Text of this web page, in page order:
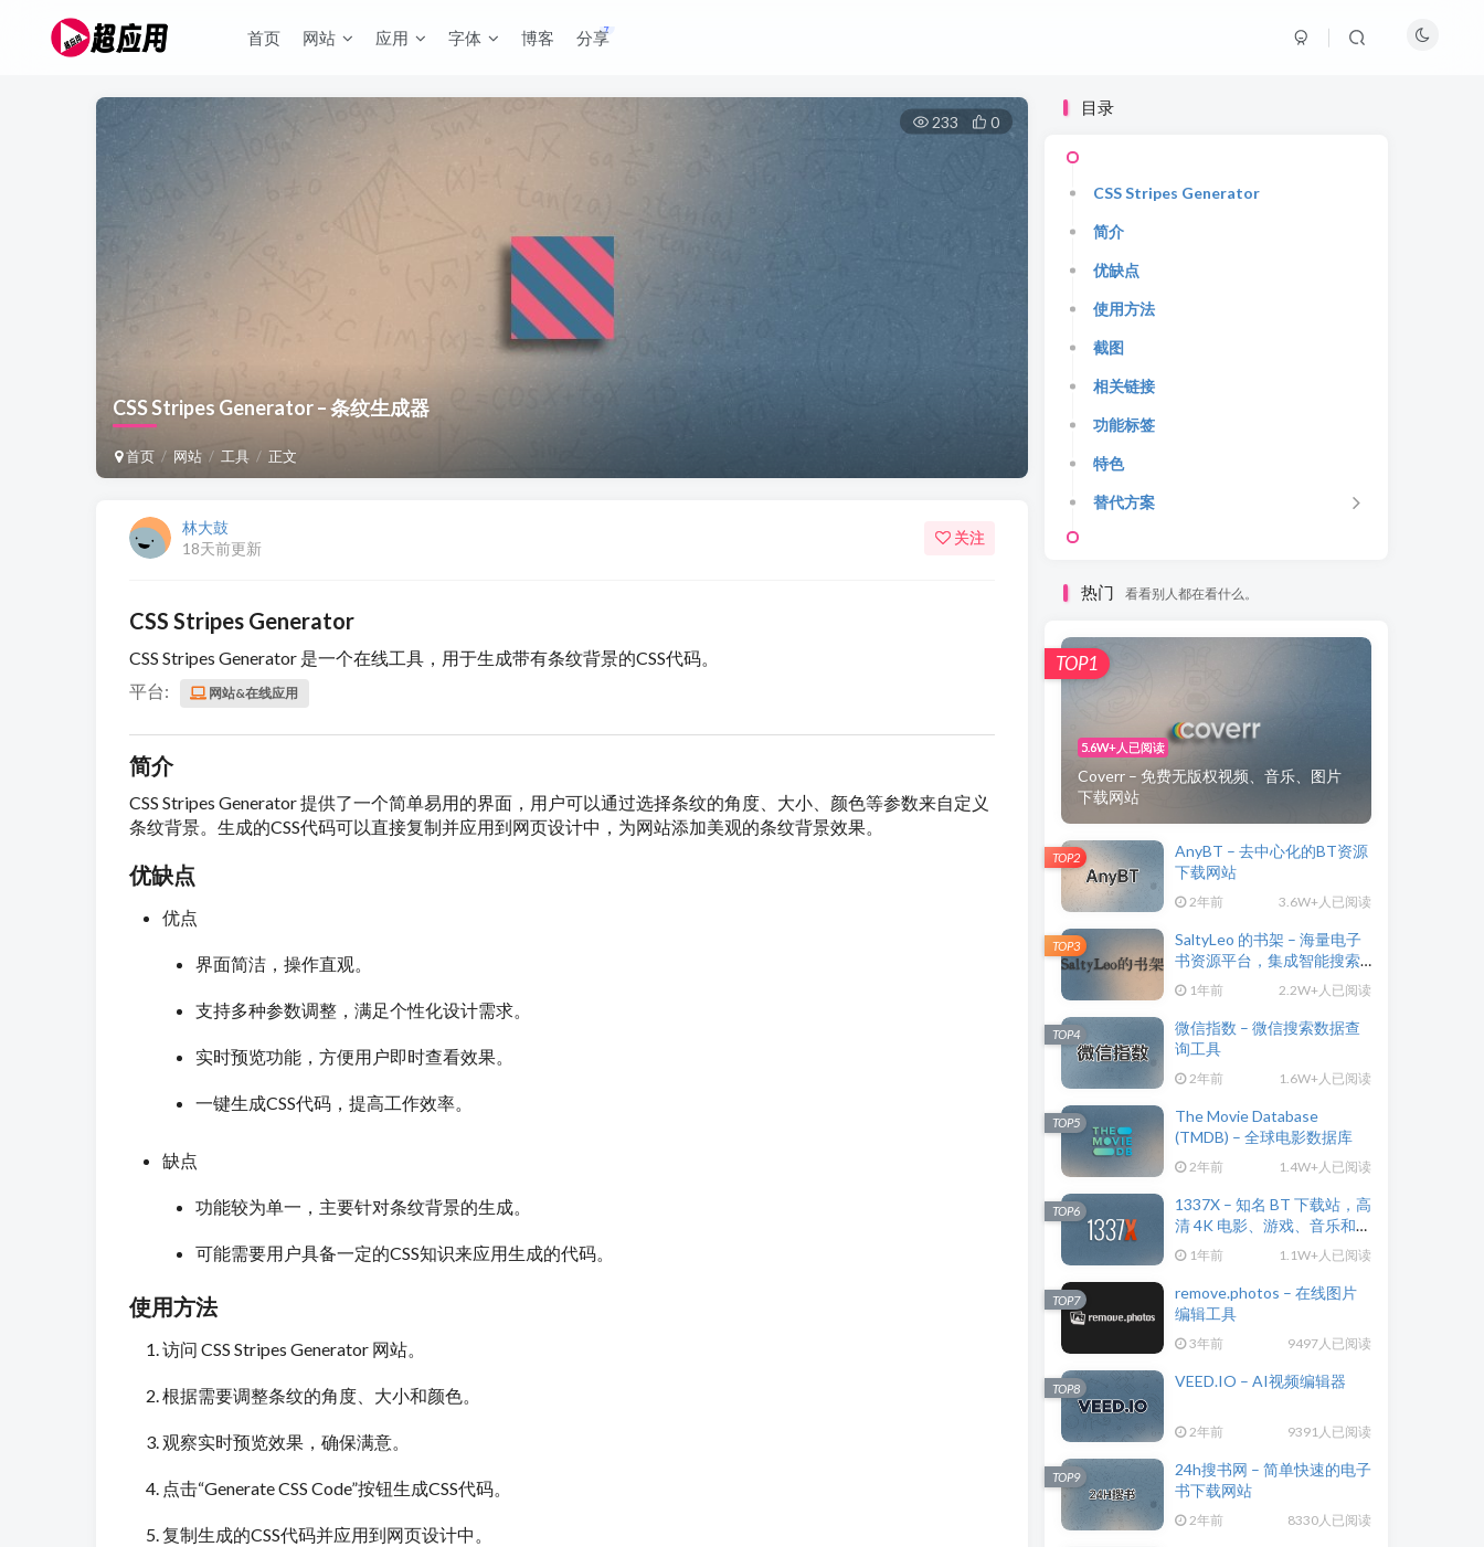
首页 网站 应用 字体 博客 分享
CSS Stripes Generator – 条纹生成器
首页 网站 工具 正文
233 0
林大鼓
18天前更新
关注
CSS Stripes Generator
CSS Stripes Generator 是一个在线工具，用于生成带有条纹背景的CSS代码。
平台:
网站&在线应用
简介
CSS Stripes Generator 提供了一个简单易用的界面，用户可以通过选择条纹的角度、大小、颜色等参数来自定义
条纹背景。生成的CSS代码可以直接复制并应用到网页设计中，为网站添加美观的条纹背景效果。
优缺点
优点
界面简洁，操作直观。
支持多种参数调整，满足个性化设计需求。
实时预览功能，方便用户即时查看效果。
一键生成CSS代码，提高工作效率。
缺点
功能较为单一，主要针对条纹背景的生成。
可能需要用户具备一定的CSS知识来应用生成的代码。
使用方法
访问 CSS Stripes Generator 网站。
根据需要调整条纹的角度、大小和颜色。
观察实时预览效果，确保满意。
点击“Generate CSS Code”按钮生成CSS代码。
复制生成的CSS代码并应用到网页设计中。
目录
CSS Stripes Generator
简介
优缺点
使用方法
截图
相关链接
功能标签
特色
替代方案
热门 看看别人都在看什么。
5.6W+人已阅读
Coverr – 免费无版权视频、音乐、图片
下载网站
TOP1
AnyBT – 去中心化的BT资源
下载网站
2年前 3.6W+人已阅读
TOP2
SaltyLeo 的书架 – 海量电子
书资源平台，集成智能搜索
与 AI 朗读功能
1年前 2.2W+人已阅读
TOP3
微信指数 – 微信搜索数据查
询工具
2年前 1.6W+人已阅读
TOP4
The Movie Database
(TMDB) – 全球电影数据库
2年前 1.4W+人已阅读
TOP5
1337X – 知名 BT 下载站，高
清 4K 电影、游戏、音乐和应
用 1年前 1.1W+人已阅读
TOP6
remove.photos – 在线图片
编辑工具
3年前 9497人已阅读
TOP7
VEED.IO – AI视频编辑器
2年前 9391人已阅读
TOP8
24h搜书网 – 简单快速的电子
书下载网站
2年前 8330人已阅读
TOP9